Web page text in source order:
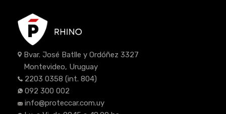
Bvar. José Batlle y Ordóñez 3327
Montevideo, Uruguay
2203 0358 (int. 804)
092 300 002
info@proteccar.com.uy